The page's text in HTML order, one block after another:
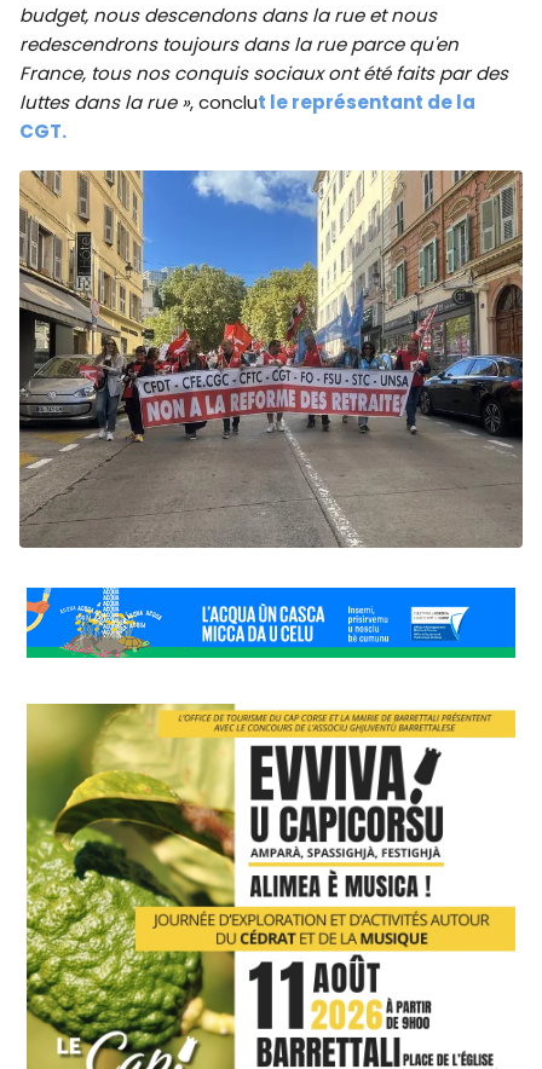
budget, nous descendons dans la rue et nous
redescendrons toujours dans la rue parce qu'en
France, tous nos conquis sociaux ont été faits par des
luttes dans la rue », conclut le représentant de la
CGT.